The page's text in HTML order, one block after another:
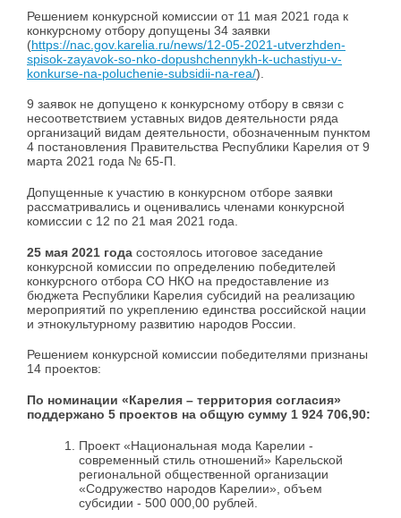
Решением конкурсной комиссии от 11 мая 2021 года к
конкурсному отбору допущены 34 заявки
(https://nac.gov.karelia.ru/news/12-05-2021-utverzhden-
spisok-zayavok-so-nko-dopushchennykh-k-uchastiyu-v-
konkurse-na-poluchenie-subsidii-na-rea/).
9 заявок не допущено к конкурсному отбору в связи с
несоответствием уставных видов деятельности ряда
организаций видам деятельности, обозначенным пунктом
4 постановления Правительства Республики Карелия от 9
марта 2021 года № 65-П.
Допущенные к участию в конкурсном отборе заявки
рассматривались и оценивались членами конкурсной
комиссии с 12 по 21 мая 2021 года.
25 мая 2021 года состоялось итоговое заседание
конкурсной комиссии по определению победителей
конкурсного отбора СО НКО на предоставление из
бюджета Республики Карелия субсидий на реализацию
мероприятий по укреплению единства российской нации
и этнокультурному развитию народов России.
Решением конкурсной комиссии победителями признаны
14 проектов:
По номинации «Карелия – территория согласия»
поддержано 5 проектов на общую сумму 1 924 706,90:
Проект «Национальная мода Карелии -
современный стиль отношений» Карельской
региональной общественной организации
«Содружество народов Карелии», объем
субсидии - 500 000,00 рублей.